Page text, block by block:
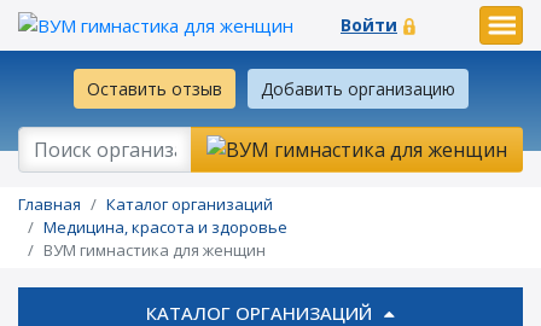
Войти
Оставить отзыв Добавить организацию
Главная
Каталог организаций
Медицина, красота и здоровье
ВУМ гимнастика для женщин
КАТАЛОГ ОРГАНИЗАЦИЙ